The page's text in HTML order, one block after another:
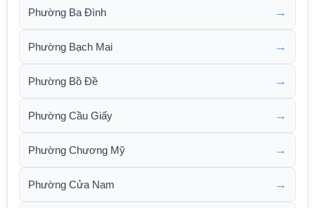
Phường Ba Đình →
Phường Bạch Mai →
Phường Bồ Đề →
Phường Cầu Giấy →
Phường Chương Mỹ →
Phường Cửa Nam →